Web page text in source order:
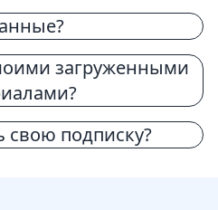
загруженными
свою подписку?